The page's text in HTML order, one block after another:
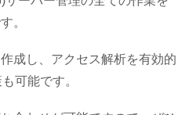
。
成し、アクセス解析を有効的
可能です。